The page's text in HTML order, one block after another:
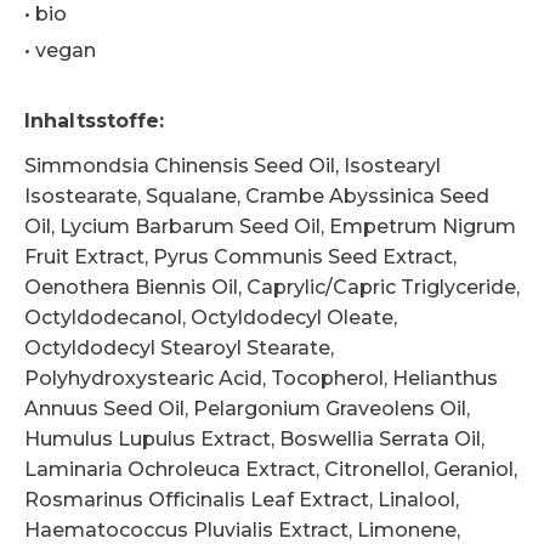
• bio
• vegan
Inhaltsstoffe:
Simmondsia Chinensis Seed Oil, Isostearyl
Isostearate, Squalane, Crambe Abyssinica Seed
Oil, Lycium Barbarum Seed Oil, Empetrum Nigrum
Fruit Extract, Pyrus Communis Seed Extract,
Oenothera Biennis Oil, Caprylic/Capric Triglyceride,
Octyldodecanol, Octyldodecyl Oleate,
Octyldodecyl Stearoyl Stearate,
Polyhydroxystearic Acid, Tocopherol, Helianthus
Annuus Seed Oil, Pelargonium Graveolens Oil,
Humulus Lupulus Extract, Boswellia Serrata Oil,
Laminaria Ochroleuca Extract, Citronellol, Geraniol,
Rosmarinus Officinalis Leaf Extract, Linalool,
Haematococcus Pluvialis Extract, Limonene,